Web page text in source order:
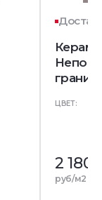
гранит)
ЦВЕТ:
2 180
руб/м2